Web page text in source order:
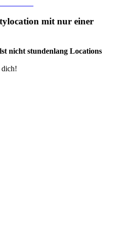
mit nur einer
nicht stundenlang Locations
dich!